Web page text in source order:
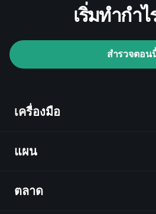
เริ่มทำกำ
สำรวจตอน
เครื่องมือ
ค้นพบ
แผน
ตลาด